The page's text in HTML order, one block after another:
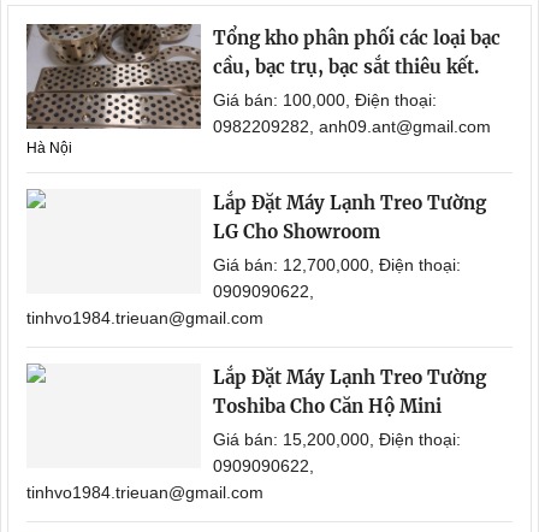
Tổng kho phân phối các loại bạc
cầu, bạc trụ, bạc sắt thiêu kết.
Giá bán: 100,000, Điện thoại:
0982209282, anh09.ant@gmail.com
Hà Nội
Lắp Đặt Máy Lạnh Treo Tường
LG Cho Showroom
Giá bán: 12,700,000, Điện thoại:
0909090622,
tinhvo1984.trieuan@gmail.com
Lắp Đặt Máy Lạnh Treo Tường
Toshiba Cho Căn Hộ Mini
Giá bán: 15,200,000, Điện thoại:
0909090622,
tinhvo1984.trieuan@gmail.com